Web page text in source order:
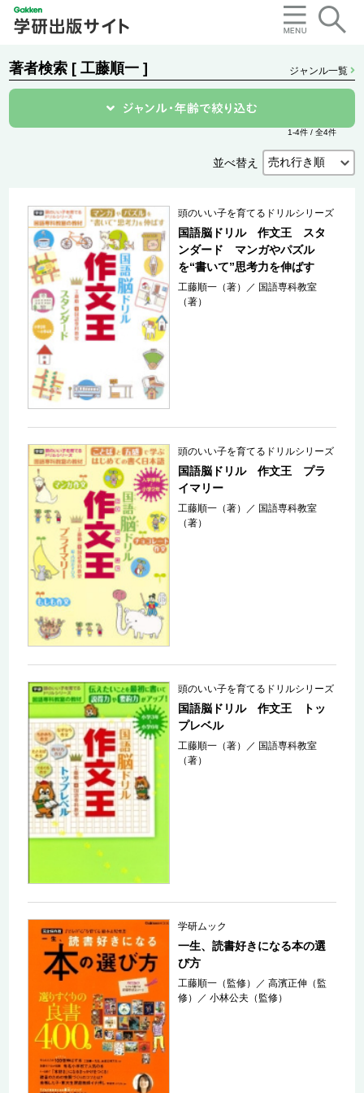
著者検索 [ 工藤順一 ] ジャンル一覧
1-4件 / 全4件
並べ替え
頭のいい子を育てるドリルシリーズ
国語脳ドリル 作文王 スタ
ンダード マンガやパズル
を“書いて”思考力を伸ばす
工藤順一（著） ／ 国語専科教室
（著）
頭のいい子を育てるドリルシリーズ
国語脳ドリル 作文王 プラ
イマリー
工藤順一（著） ／ 国語専科教室
（著）
頭のいい子を育てるドリルシリーズ
国語脳ドリル 作文王 トッ
プレベル
工藤順一（著） ／ 国語専科教室
（著）
学研ムック
一生、読書好きになる本の選
び方
工藤順一（監修） ／高濱正伸（監
修）
／小林公夫（監修）